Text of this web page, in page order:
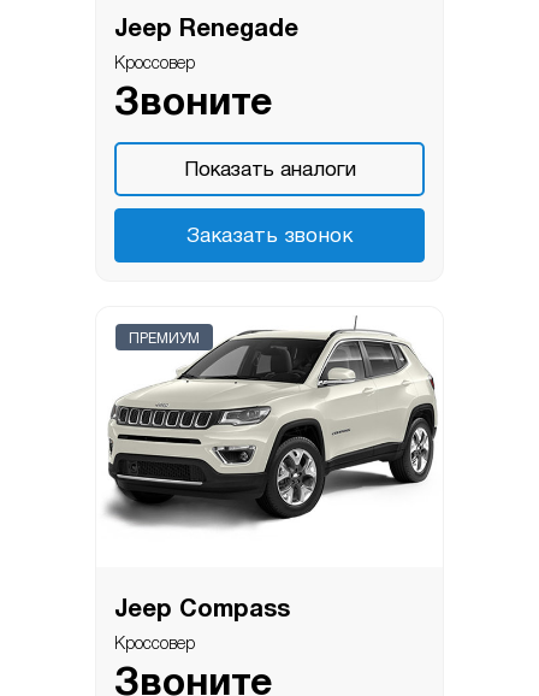
Jeep Renegade
Кроссовер
Звоните
Показать аналоги
Заказать звонок
ПРЕМИУМ
Jeep Compass
Кроссовер
Звоните